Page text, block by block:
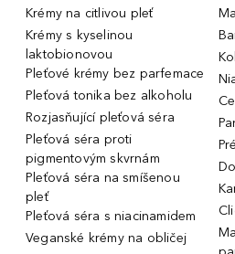
Krémy na citlivou pleť
Krémy s kyselinou
laktobionovou
Pleťové krémy bez parfemace
Pleťová tonika bez alkoholu
Rozjasňující pleťová séra
Pleťová séra proti
pigmentovým skvrnám
Pleťová séra na smíšenou
pleť
Pleťová séra s niacinamidem
Veganské krémy na obličej